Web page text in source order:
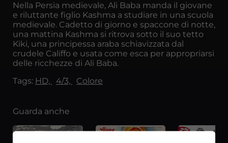
Nella Persia medievale, Ali Baba manda il giovane
e riluttante figlio Kashma a studiare in una scuola
medievale. Cadetto di giorno e spaccone di notte,
una mattina Kashma si ritrova sotto il suo tetto
Kiki, una principessa araba schiavizzata dal
crudele Califfo e usata come esca per appropriarsi
delle ricchezze di Ali Baba.
Tags: HD, 4/3, Colore
Guarda anche